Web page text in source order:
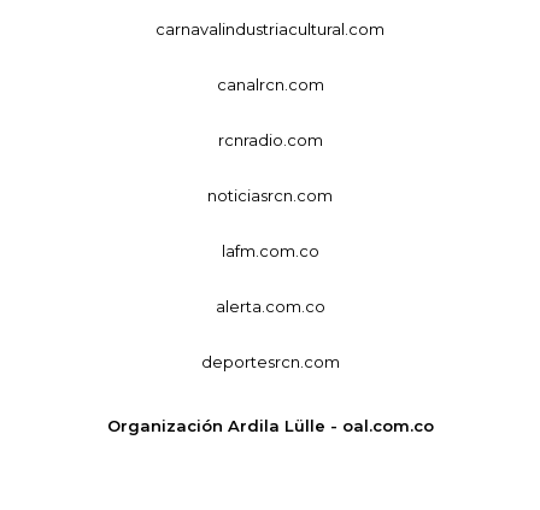
carnavalindustriacultural.com
canalrcn.com
rcnradio.com
noticiasrcn.com
lafm.com.co
alerta.com.co
deportesrcn.com
Organización Ardila Lülle - oal.com.co